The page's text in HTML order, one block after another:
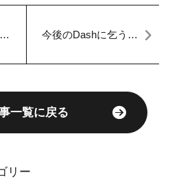
今後のDashに乞うご
客様に喜んでいただ
一覧に戻る
リー